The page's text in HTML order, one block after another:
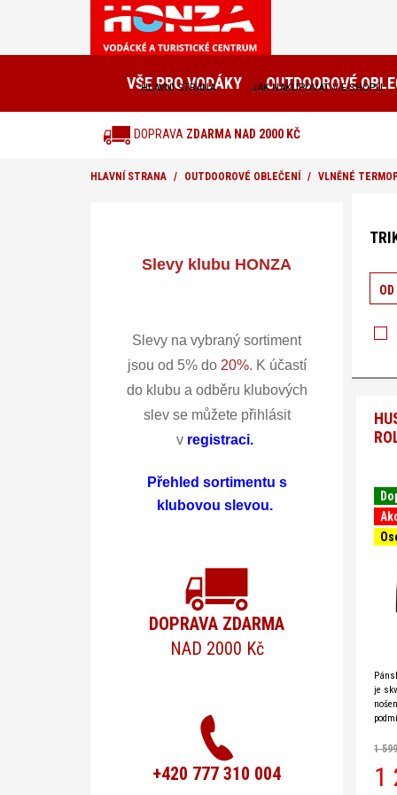
HLAVNÍ STRANA JAK NAKUPOVAT V E-SHOPU
VŠE PRO VODÁKY OUTDOOROVÉ
DOPRAVA ZDARMA NAD 2000 KČ
HLAVNÍ STRANA OUTDOOROVÉ OBLEČENÍ VLNĚNÉ
Slevy klubu HONZA
Slevy na vybraný sortiment
jsou od 5% do 20%. K účastí
do klubu a odběru klubových
slev se můžete přihlásit
v registraci.
Přehled sortimentu s
klubovou slevou.
DOPRAVA ZDARMA
NAD 2000 Kč
+420 777 310 004
je
vlny.
1
1